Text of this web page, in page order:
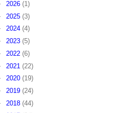
2026 (1)
2025 (3)
2024 (4)
2023 (5)
2022 (6)
2021 (22)
2020 (19)
2019 (24)
2018 (44)